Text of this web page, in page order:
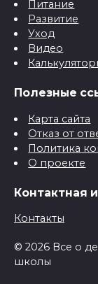
Питание
Развитие
Уход
Видео
Полезные
Карта сайта
Отказ от
Политика
О проекте
Контактная
Контакты
© 2026 Все о
школы